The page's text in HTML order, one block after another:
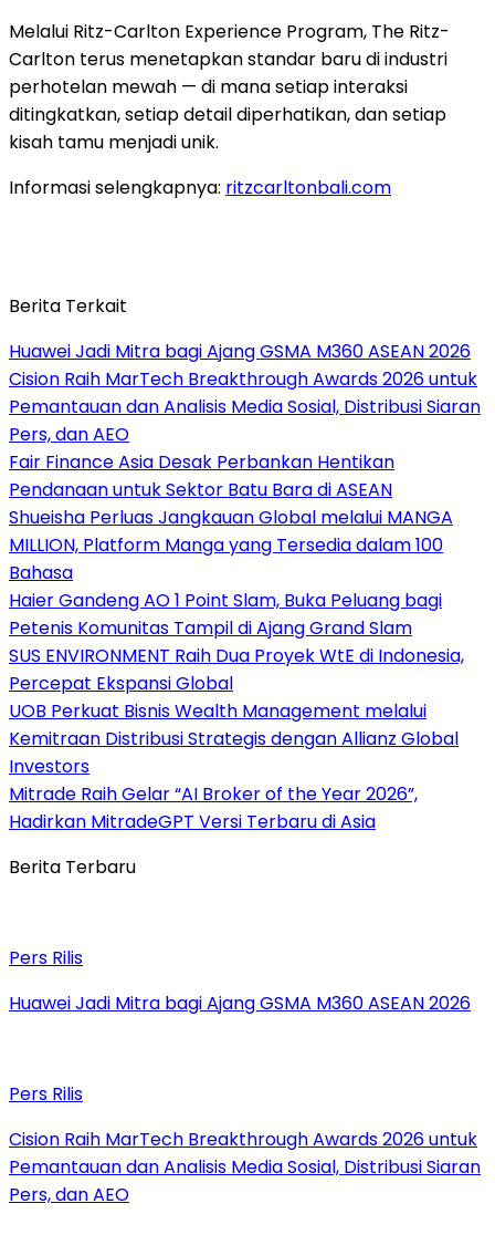
Melalui Ritz-Carlton Experience Program, The Ritz-
Carlton terus menetapkan standar baru di industri
perhotelan mewah — di mana setiap interaksi
ditingkatkan, setiap detail diperhatikan, dan setiap
kisah tamu menjadi unik.
Informasi selengkapnya: ritzcarltonbali.com
Berita Terkait
Huawei Jadi Mitra bagi Ajang GSMA M360 ASEAN 2026
Cision Raih MarTech Breakthrough Awards 2026 untuk
Pemantauan dan Analisis Media Sosial, Distribusi Siaran
Pers, dan AEO
Fair Finance Asia Desak Perbankan Hentikan
Pendanaan untuk Sektor Batu Bara di ASEAN
Shueisha Perluas Jangkauan Global melalui MANGA
MILLION, Platform Manga yang Tersedia dalam 100
Bahasa
Haier Gandeng AO 1 Point Slam, Buka Peluang bagi
Petenis Komunitas Tampil di Ajang Grand Slam
SUS ENVIRONMENT Raih Dua Proyek WtE di Indonesia,
Percepat Ekspansi Global
UOB Perkuat Bisnis Wealth Management melalui
Kemitraan Distribusi Strategis dengan Allianz Global
Investors
Mitrade Raih Gelar “AI Broker of the Year 2026”,
Hadirkan MitradeGPT Versi Terbaru di Asia
Berita Terbaru
Pers Rilis
Huawei Jadi Mitra bagi Ajang GSMA M360 ASEAN 2026
Pers Rilis
Cision Raih MarTech Breakthrough Awards 2026 untuk
Pemantauan dan Analisis Media Sosial, Distribusi Siaran
Pers, dan AEO